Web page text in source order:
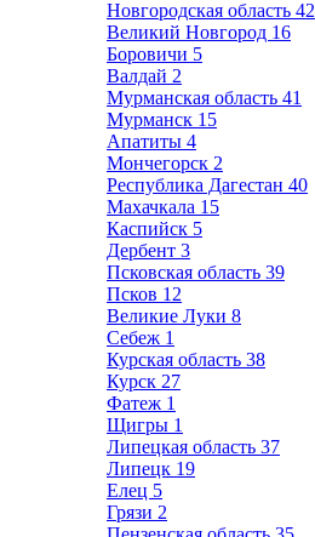
Новгородская область 42
Великий Новгород 16
Боровичи 5
Валдай 2
Мурманская область 41
Мурманск 15
Апатиты 4
Мончегорск 2
Республика Дагестан 40
Махачкала 15
Каспийск 5
Дербент 3
Псковская область 39
Псков 12
Великие Луки 8
Себеж 1
Курская область 38
Курск 27
Фатеж 1
Щигры 1
Липецкая область 37
Липецк 19
Елец 5
Грязи 2